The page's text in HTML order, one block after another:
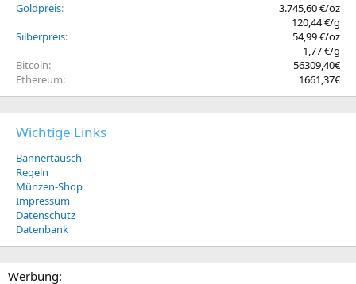
Goldpreis
3.745,60 €/oz
120,44 €/g
Silberpreis
54,99 €/oz
1,77 €/g
Bitcoin
56309,40€
Ethereum
1661,37€
Wichtige Links
Bannertausch
Regeln
Münzen-Shop
Impressum
Datenschutz
Datenbank
Werbung: